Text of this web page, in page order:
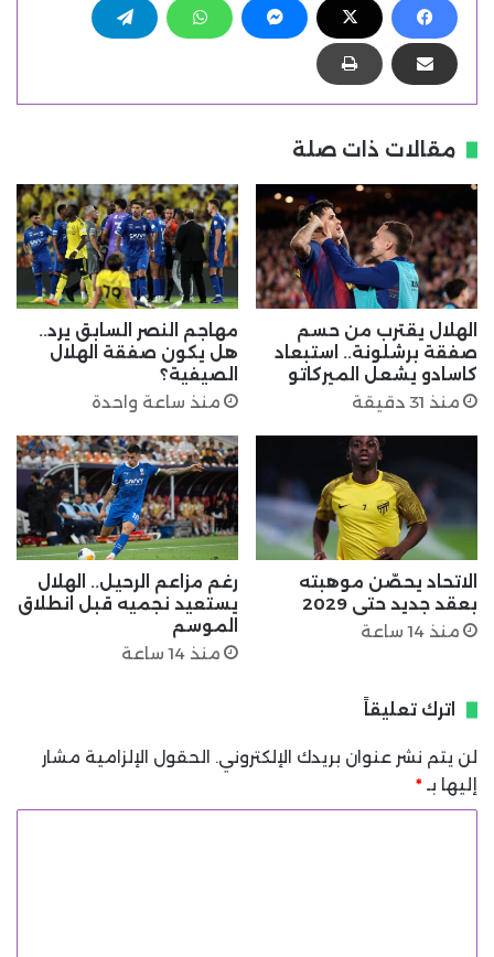
مقالات ذات صلة
الهلال يقترب من حسم
صفقة برشلونة.. استبعاد
كاسادو يشعل الميركاتو
منذ 31 دقيقة
مهاجم النصر السابق يرد..
هل يكون صفقة الهلال
الصيفية؟
منذ ساعة واحدة
الاتحاد يحصّن موهبته
بعقد جديد حتى 2029
منذ 14 ساعة
رغم مزاعم الرحيل.. الهلال
يستعيد نجميه قبل انطلاق
الموسم
منذ 14 ساعة
اترك تعليقاً
لن يتم نشر عنوان بريدك الإلكتروني. الحقول الإلزامية مشار
إليها بـ *